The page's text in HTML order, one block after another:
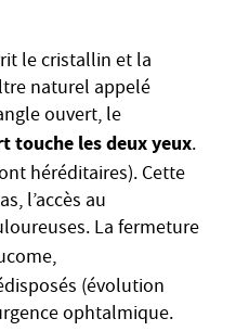
le cristallin et la
naturel appelé
ouvert, le
touche les deux yeux.
héréditaires). Cette
l’accès au
La fermeture
(évolution
ophtalmique.